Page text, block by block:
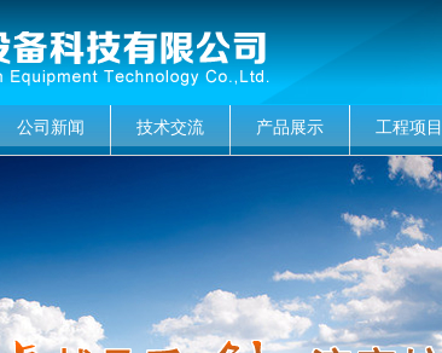
公司新闻 技术交流 产品展示 工程项目